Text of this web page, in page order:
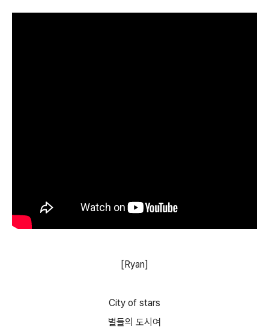
[Ryan]
City of stars
별들의 도시여